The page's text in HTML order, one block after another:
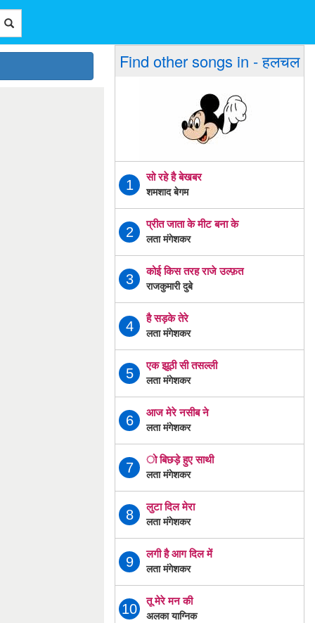
Find other songs in - हलचल
1
सो रहे है बेखबर
शमशाद बेगम
2
प्रीत जाता के मीट बना के
लता मंगेशकर
3
कोई किस तरह राजे उल्फ़त
राजकुमारी दुबे
4
है सड़के तेरे
लता मंगेशकर
5
एक झूठी सी तसल्ली
लता मंगेशकर
6
आज मेरे नसीब ने
लता मंगेशकर
7
ो बिछड़े हुए साथी
लता मंगेशकर
8
लुटा दिल मेरा
लता मंगेशकर
9
लगी है आग दिल में
लता मंगेशकर
10
तू मेरे मन की
अलका याग्निक